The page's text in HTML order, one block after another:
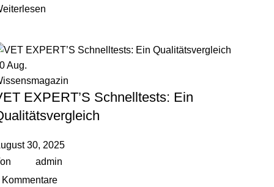
Aug.
EXPERT’S Schnelltests: Ein
30, 2025
admin
Kommentare